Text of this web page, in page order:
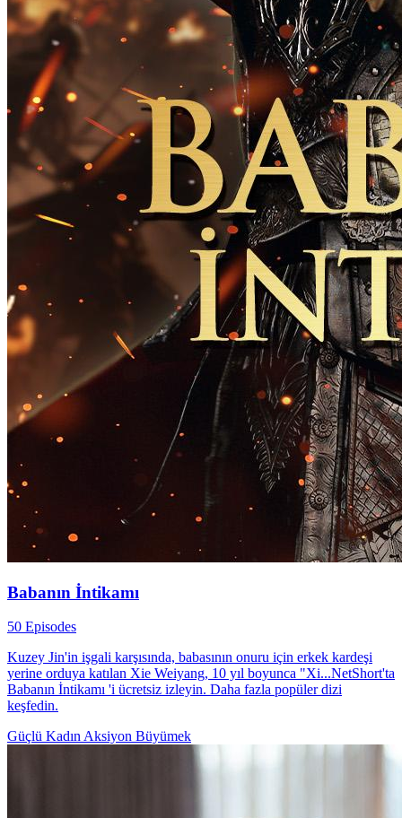
Babanın İntikamı
50 Episodes
Kuzey Jin'in işgali karşısında, babasının onuru için erkek kardeşi
yerine orduya katılan Xie Weiyang, 10 yıl boyunca "Xi...NetShort'ta
Babanın İntikamı 'i ücretsiz izleyin. Daha fazla popüler dizi
keşfedin.
Güçlü Kadın Aksiyon Büyümek